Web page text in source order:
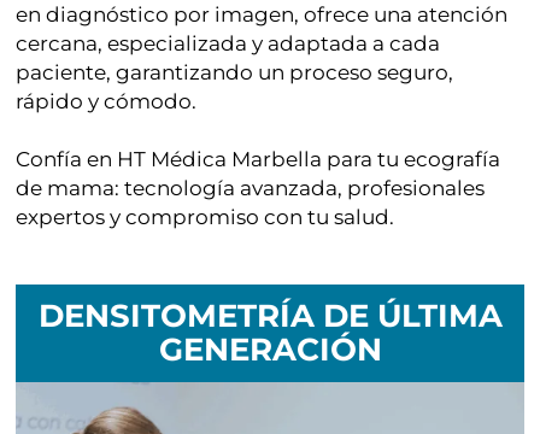
en diagnóstico por imagen, ofrece una atención
cercana, especializada y adaptada a cada
paciente, garantizando un proceso seguro,
rápido y cómodo.
Confía en HT Médica Marbella para tuecografía
de mama: tecnología avanzada, profesionales
expertos y compromiso con tu salud.
DENSITOMETRÍA DE ÚLTIMA
GENERACIÓN